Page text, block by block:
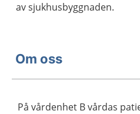
av sjukhusbyggnaden.
Om oss
På vårdenhet B vårdas